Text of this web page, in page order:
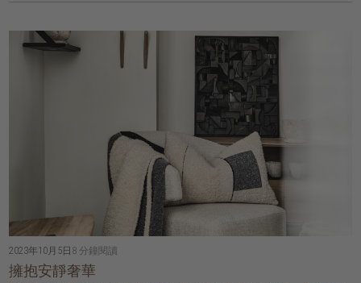
2023年10月5日 8 分鐘閱讀
擁抱安靜奢華